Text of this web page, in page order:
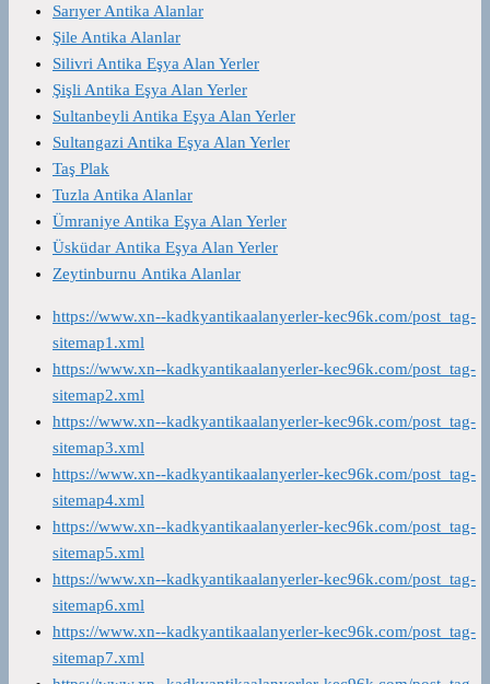
Sarıyer Antika Alanlar
Şile Antika Alanlar
Silivri Antika Eşya Alan Yerler
Şişli Antika Eşya Alan Yerler
Sultanbeyli Antika Eşya Alan Yerler
Sultangazi Antika Eşya Alan Yerler
Taş Plak
Tuzla Antika Alanlar
Ümraniye Antika Eşya Alan Yerler
Üsküdar Antika Eşya Alan Yerler
Zeytinburnu Antika Alanlar
https://www.xn--kadkyantikaalanyerler-kec96k.com/post_tag-
sitemap1.xml
https://www.xn--kadkyantikaalanyerler-kec96k.com/post_tag-
sitemap2.xml
https://www.xn--kadkyantikaalanyerler-kec96k.com/post_tag-
sitemap3.xml
https://www.xn--kadkyantikaalanyerler-kec96k.com/post_tag-
sitemap4.xml
https://www.xn--kadkyantikaalanyerler-kec96k.com/post_tag-
sitemap5.xml
https://www.xn--kadkyantikaalanyerler-kec96k.com/post_tag-
sitemap6.xml
https://www.xn--kadkyantikaalanyerler-kec96k.com/post_tag-
sitemap7.xml